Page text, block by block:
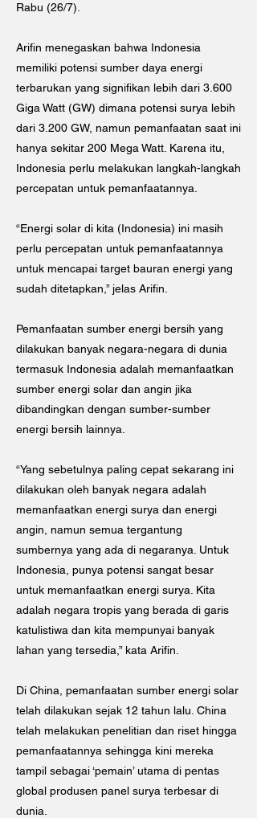
Rabu (26/7).
Arifin menegaskan bahwa Indonesia
memiliki potensi sumber daya energi
terbarukan yang signifikan lebih dari 3.600
Giga Watt (GW) dimana potensi surya lebih
dari 3.200 GW, namun pemanfaatan saat ini
hanya sekitar 200 Mega Watt. Karena itu,
Indonesia perlu melakukan langkah-langkah
percepatan untuk pemanfaatannya.
“Energi solar di kita (Indonesia) ini masih
perlu percepatan untuk pemanfaatannya
untuk mencapai target bauran energi yang
sudah ditetapkan,” jelas Arifin.
Pemanfaatan sumber energi bersih yang
dilakukan banyak negara-negara di dunia
termasuk Indonesia adalah memanfaatkan
sumber energi solar dan angin jika
dibandingkan dengan sumber-sumber
energi bersih lainnya.
“Yang sebetulnya paling cepat sekarang ini
dilakukan oleh banyak negara adalah
memanfaatkan energi surya dan energi
angin, namun semua tergantung
sumbernya yang ada di negaranya. Untuk
Indonesia, punya potensi sangat besar
untuk memanfaatkan energi surya. Kita
adalah negara tropis yang berada di garis
katulistiwa dan kita mempunyai banyak
lahan yang tersedia,” kata Arifin.
Di China, pemanfaatan sumber energi solar
telah dilakukan sejak 12 tahun lalu. China
telah melakukan penelitian dan riset hingga
pemanfaatannya sehingga kini mereka
tampil sebagai ‘pemain’ utama di pentas
global produsen panel surya terbesar di
dunia.